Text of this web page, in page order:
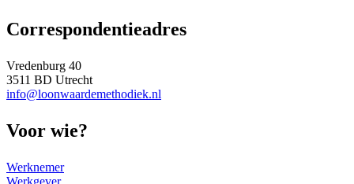
Correspondentieadres
Vredenburg 40
3511 BD Utrecht
info@loonwaardemethodiek.nl
Voor wie?
Werknemer
Werkgever